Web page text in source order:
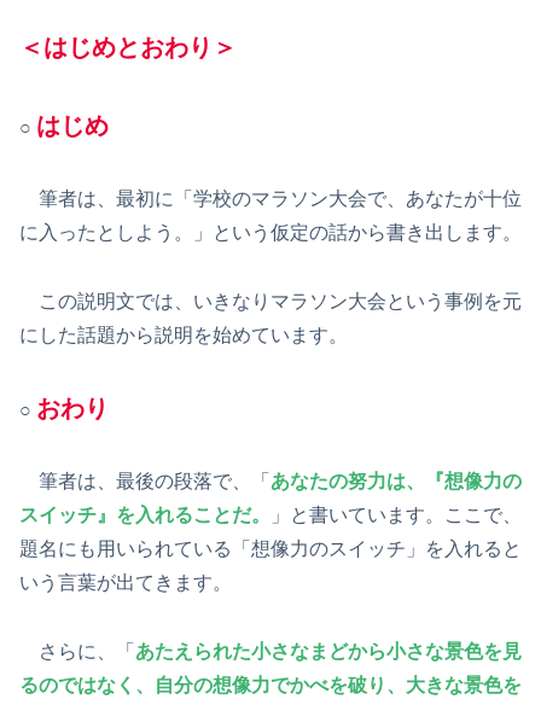
＜はじめとおわり＞
○ はじめ
筆者は、最初に「学校のマラソン大会で、あなたが十位
に入ったとしよう。」という仮定の話から書き出します。
この説明文では、いきなりマラソン大会という事例を元
にした話題から説明を始めています。
○ おわり
筆者は、最後の段落で、「 あなたの努力は、『想像力の
スイッチ』を入れることだ。
」と書いています。ここで、
題名にも用いられている「想像力のスイッチ」を入れると
いう言葉が出てきます。
さらに、「 あたえられた小さなまどから小さな景色を見
るのではなく、自分の想像力でかべを破り、大きな景色を